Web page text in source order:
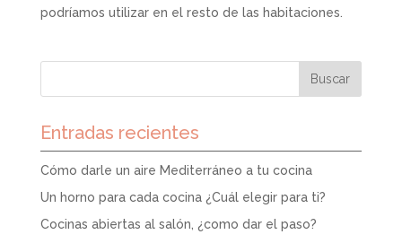
podríamos utilizar en el resto de las habitaciones.
Entradas recientes
Cómo darle un aire Mediterráneo a tu cocina
Un horno para cada cocina ¿Cuál elegir para ti?
Cocinas abiertas al salón, ¿como dar el paso?